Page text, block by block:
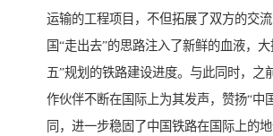
运输的工程项目，不但拓展了双方的交
国“走出去”的思路注入了新鲜的血液，
五”规划的铁路建设进度。与此同时，之
作伙伴不断在国际上为其发声，赞扬“中
同，进一步稳固了中国铁路在国际上的地